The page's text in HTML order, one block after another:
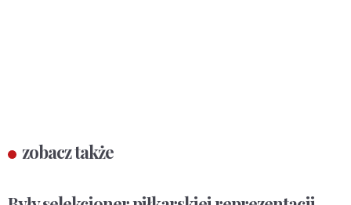
zobacz także